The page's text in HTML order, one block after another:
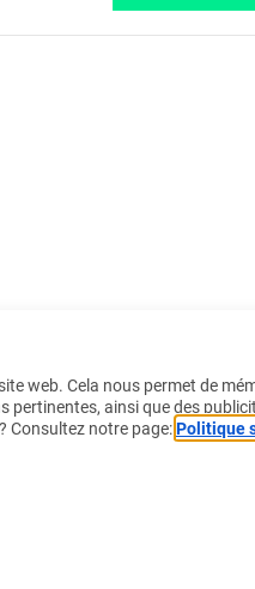
web. Cela nous permet de
pertinentes, ainsi que des
Consultez notre page:Politique